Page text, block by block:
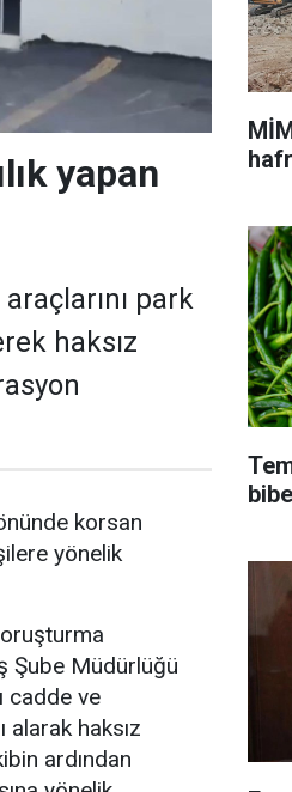
yapan
park
haksız
korsan
yönelik
Şube Müdürlüğü
cadde ve
haksız
ardından